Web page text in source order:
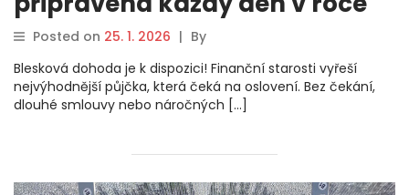
Posted on 25. 1. 2026 | By
Blesková dohoda je k dispozici! Finanční starosti vyřeší
nejvýhodnější půjčka, která čeká na oslovení. Bez čekání,
dlouhé smlouvy nebo náročných […]